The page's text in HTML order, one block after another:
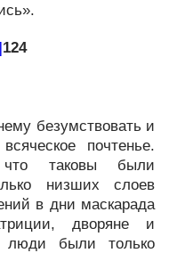
124
безумствовать и
почтенье.
что таковы были
низших слоев
в дни маскарада
дворяне и
люди были только